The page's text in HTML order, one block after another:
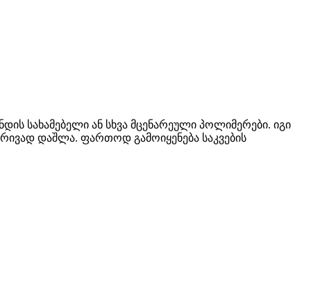
სახამებელი ან სხვა მცენარეული პოლიმერები. იგი
დაშლა. ფართოდ გამოიყენება საკვების